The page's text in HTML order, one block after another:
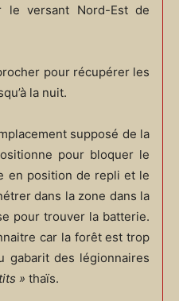
le versant Nord-Est de
pour récupérer les
la nuit.
supposé de la
pour bloquer le
en position de repli et le
dans la zone dans la
pour trouver la batterie.
car la forêt est trop
gabarit des légionnaires
» thaïs.